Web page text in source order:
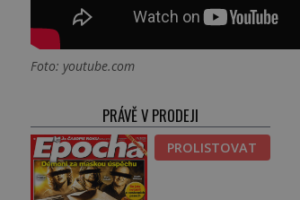
Foto: youtube.com
PRÁVĚ V PRODEJI
PROLISTOVAT